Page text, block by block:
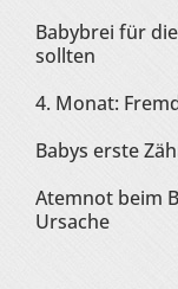
Babybrei für
sollten
4. Monat:
Babys erste
Atemnot beim
Ursache